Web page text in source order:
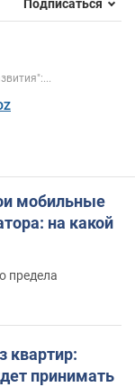
Подписаться
мобильные
на какой
предела
квартир:
принимать